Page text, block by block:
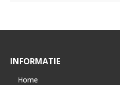
INFORMATIE
Home